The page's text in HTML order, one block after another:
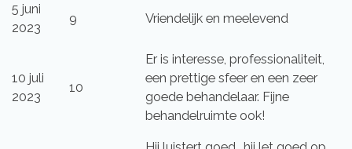
5 juni
2023
9 Vriendelijk en meelevend
10 juli
2023
10
Er is interesse, professionaliteit,
een prettige sfeer en een zeer
goede behandelaar. Fijne
behandelruimte ook!